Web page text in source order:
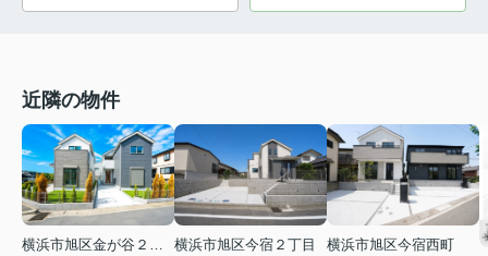
近隣の物件
横浜市旭区金が谷２丁目
横浜市旭区今宿２丁目
横浜市旭区今宿西町